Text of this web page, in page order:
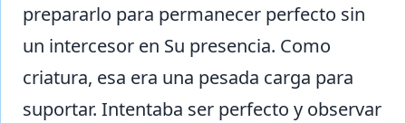
prepararlo para permanecer perfecto sin
un intercesor en Su presencia. Como
criatura, esa era una pesada carga para
suportar. Intentaba ser perfecto y observar